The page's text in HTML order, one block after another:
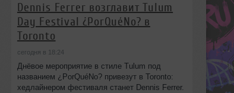
Dennis Ferrer возглавит Tulum
Day Festival ¿PorQuéNo? в
Toronto
сегодня в 18:24
Днёвое мероприятие в стиле Tulum под
названием ¿PorQuéNo? привезут в Toronto:
хедлайнером фестиваля станет Dennis Ferrer.